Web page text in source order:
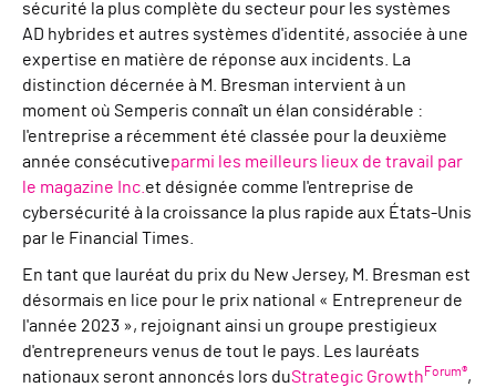
sécurité la plus complète du secteur pour les systèmes
AD hybrides et autres systèmes d'identité, associée à une
expertise en matière de réponse aux incidents. La
distinction décernée à M. Bresman intervient à un
moment où Semperis connaît un élan considérable :
l'entreprise a récemment été classée pour la deuxième
année consécutiveparmi les meilleurs lieux de travail par
le magazine Inc. et désignée comme l'entreprise de
cybersécurité à la croissance la plus rapide aux États-Unis
par le Financial Times.
En tant que lauréat du prix du New Jersey, M. Bresman est
désormais en lice pour le prix national « Entrepreneur de
l'année 2023 », rejoignant ainsi un groupe prestigieux
d'entrepreneurs venus de tout le pays. Les lauréats
nationaux seront annoncés lors duStrategic Growth Forum®,